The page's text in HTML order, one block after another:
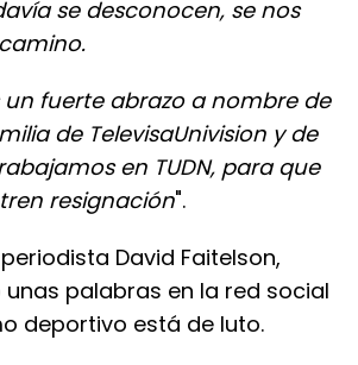
se desconocen, se nos
un fuerte abrazo a nombre de
de TelevisaUnivision y de
en TUDN, para que
resignación".
David Faitelson,
palabras en la red social
deportivo está de luto.